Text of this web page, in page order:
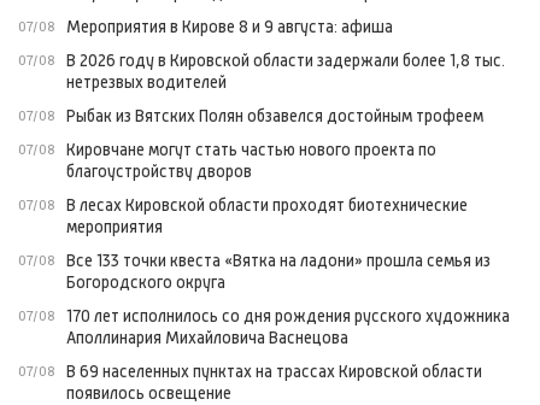
07/08 Мероприятия в Кирове 8 и 9 августа: афиша
07/08
В 2026 году в Кировской области задержали более 1,8 тыс.
нетрезвых водителей
07/08 Рыбак из Вятских Полян обзавелся достойным трофеем
07/08
Кировчане могут стать частью нового проекта по
благоустройству дворов
07/08
В лесах Кировской области проходят биотехнические
мероприятия
07/08
Все 133 точки квеста «Вятка на ладони» прошла семья из
Богородского округа
07/08
170 лет исполнилось со дня рождения русского художника
Аполлинария Михайловича Васнецова
07/08
В 69 населенных пунктах на трассах Кировской области
появилось освещение